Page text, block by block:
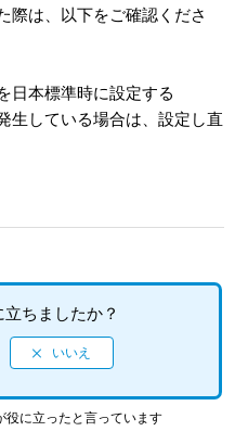
ードを設定できない
きない
際は、以下をご確認くださ
日本標準時に設定する
生している場合は、設定し直
ちましたか？
に立ったと言っています